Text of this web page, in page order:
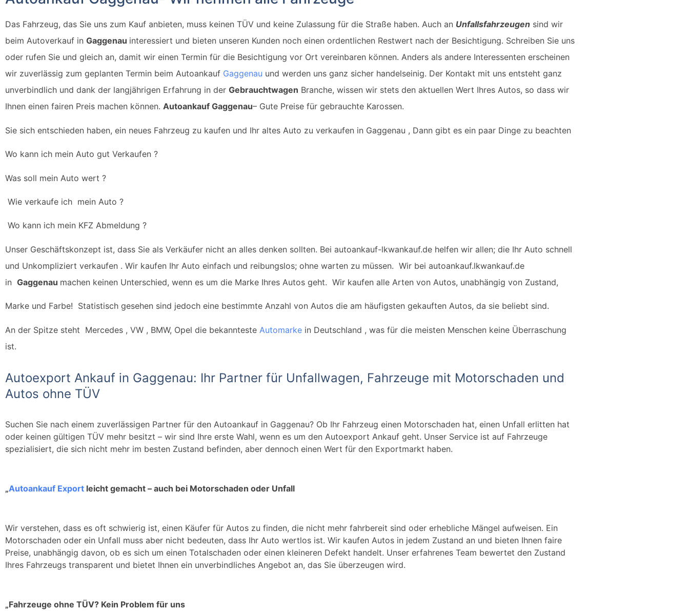
Das Fahrzeug, das Sie uns zum Kauf anbieten, muss keinen TÜV und keine Zulassung für die Straße haben. Auch an Unfallsfahrzeugen sind wir
beim Autoverkauf in Gaggenau interessiert und bieten unseren Kunden noch einen ordentlichen Restwert nach der Besichtigung. Schreiben Sie uns
oder rufen Sie und gleich an, damit wir einen Termin für die Besichtigung vor Ort vereinbaren können. Anders als andere Interessenten erscheinen
wir zuverlässig zum geplanten Termin beim Autoankauf Gaggenau und werden uns ganz sicher handelseinig. Der Kontakt mit uns entsteht ganz
unverbindlich und dank der langjährigen Erfahrung in der Gebrauchtwagen Branche, wissen wir stets den aktuellen Wert Ihres Autos, so dass wir
Ihnen einen fairen Preis machen können. Autoankauf Gaggenau– Gute Preise für gebrauchte Karossen.
Sie sich entschieden haben, ein neues Fahrzeug zu kaufen und Ihr altes Auto zu verkaufen in Gaggenau , Dann gibt es ein paar Dinge zu beachten
Wo kann ich mein Auto gut Verkaufen ?
Was soll mein Auto wert ?
Wie verkaufe ich mein Auto ?
Wo kann ich mein KFZ Abmeldung ?
Unser Geschäftskonzept ist, dass Sie als Verkäufer nicht an alles denken sollten. Bei autoankauf-lkwankauf.de helfen wir allen; die Ihr Auto schnell
und Unkompliziert verkaufen . Wir kaufen Ihr Auto einfach und reibungslos; ohne warten zu müssen. Wir bei autoankauf.lkwankauf.de
in Gaggenau machen keinen Unterschied, wenn es um die Marke Ihres Autos geht. Wir kaufen alle Arten von Autos, unabhängig von Zustand,
Marke und Farbe! Statistisch gesehen sind jedoch eine bestimmte Anzahl von Autos die am häufigsten gekauften Autos, da sie beliebt sind.
An der Spitze steht Mercedes , VW , BMW, Opel die bekannteste Automarke in Deutschland , was für die meisten Menschen keine Überraschung
ist.
Autoexport Ankauf in Gaggenau: Ihr Partner für Unfallwagen, Fahrzeuge mit Motorschaden und
Autos ohne TÜV
Suchen Sie nach einem zuverlässigen Partner für den Autoankauf in Gaggenau? Ob Ihr Fahrzeug einen Motorschaden hat, einen Unfall erlitten hat
oder keinen gültigen TÜV mehr besitzt – wir sind Ihre erste Wahl, wenn es um den Autoexport Ankauf geht. Unser Service ist auf Fahrzeuge
spezialisiert, die sich nicht mehr im besten Zustand befinden, aber dennoch einen Wert für den Exportmarkt haben.
„Autoankauf Export leicht gemacht – auch bei Motorschaden oder Unfall
Wir verstehen, dass es oft schwierig ist, einen Käufer für Autos zu finden, die nicht mehr fahrbereit sind oder erhebliche Mängel aufweisen. Ein
Motorschaden oder ein Unfall muss aber nicht bedeuten, dass Ihr Auto wertlos ist. Wir kaufen Autos in jedem Zustand an und bieten Ihnen faire
Preise, unabhängig davon, ob es sich um einen Totalschaden oder einen kleineren Defekt handelt. Unser erfahrenes Team bewertet den Zustand
Ihres Fahrzeugs transparent und bietet Ihnen ein unverbindliches Angebot an, das Sie überzeugen wird.
„Fahrzeuge ohne TÜV? Kein Problem für uns